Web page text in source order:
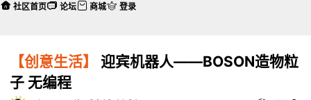
【创意生活】
迎宾机器人——BOSON造物粒
子 无编程
社区首页 论坛 商城 登录